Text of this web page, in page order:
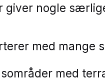
giver nogle
med mange
med